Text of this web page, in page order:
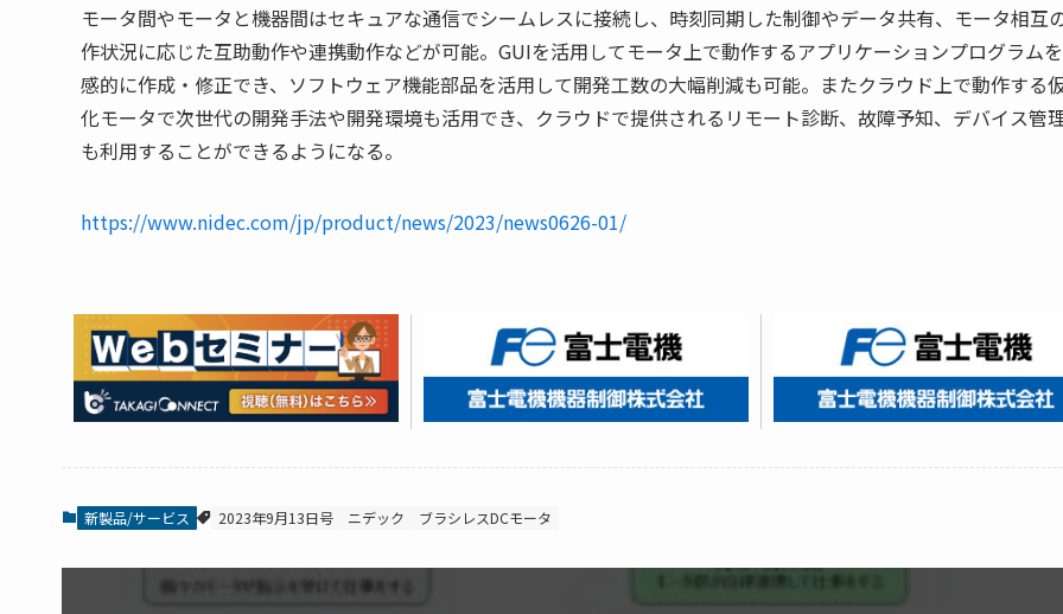
モータ間やモータと機器間はセキュアな通信でシームレスに接続し、時刻同期した制御やデータ共有、モータ相互
作状況に応じた互助動作や連携動作などが可能。GUIを活用してモータ上で動作するアプリケーションプログラム
感的に作成・修正でき、ソフトウェア機能部品を活用して開発工数の大幅削減も可能。またクラウド上で動作する
化モータで次世代の開発手法や開発環境も活用でき、クラウドで提供されるリモート診断、故障予知、デバイス管
も利用することができるようになる。
https://www.nidec.com/jp/product/news/2023/news0626-01/
新製品/サービス 2023年9月13日号 ニデック ブラシレスDCモータ